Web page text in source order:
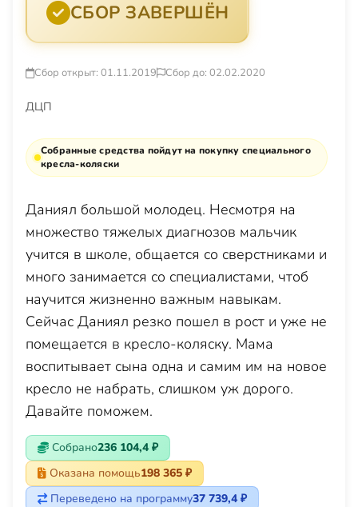
СБОР ЗАВЕРШЁН
Сбор открыт: 01.11.2019 Сбор до: 02.02.2020
ДЦП
Собранные средства пойдут на покупку специального
кресла-коляски
Даниял большой молодец. Несмотря на
множество тяжелых диагнозов мальчик
учится в школе, общается со сверстниками и
много занимается со специалистами, чтоб
научится жизненно важным навыкам.
Сейчас Даниял резко пошел в рост и уже не
помещается в кресло-коляску. Мама
воспитывает сына одна и самим им на новое
кресло не набрать, слишком уж дорого.
Давайте поможем.
Собрано236 104,4 ₽
Оказана помощь198 365 ₽
Переведено на программу37 739,4 ₽